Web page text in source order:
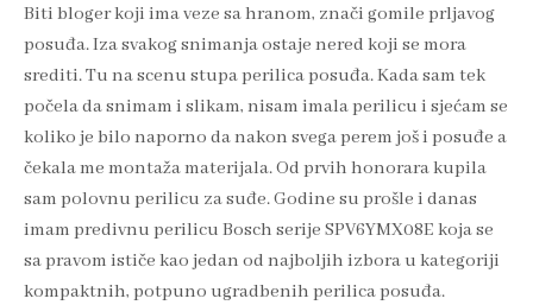
Biti bloger koji ima veze sa hranom, znači gomile prljavog
posuđa. Iza svakog snimanja ostaje nered koji se mora
srediti. Tu na scenu stupa perilica posuđa. Kada sam tek
počela da snimam i slikam, nisam imala perilicu i sjećam se
koliko je bilo naporno da nakon svega perem još i posuđe a
čekala me montaža materijala. Od prvih honorara kupila
sam polovnu perilicu za suđe. Godine su prošle i danas
imam predivnu perilicu Bosch serije SPV6YMX08E koja se
sa pravom ističe kao jedan od najboljih izbora u kategoriji
kompaktnih, potpuno ugradbenih perilica posuđa.